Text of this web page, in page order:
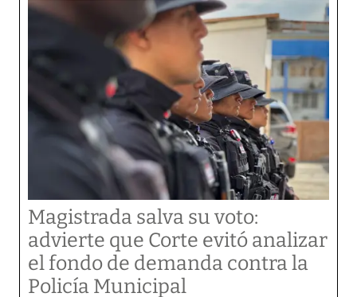
Magistrada salva su voto:
advierte que Corte evitó analizar
el fondo de demanda contra la
Policía Municipal